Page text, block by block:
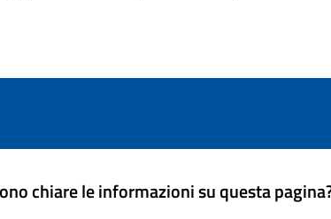
chiare le informazioni su questa